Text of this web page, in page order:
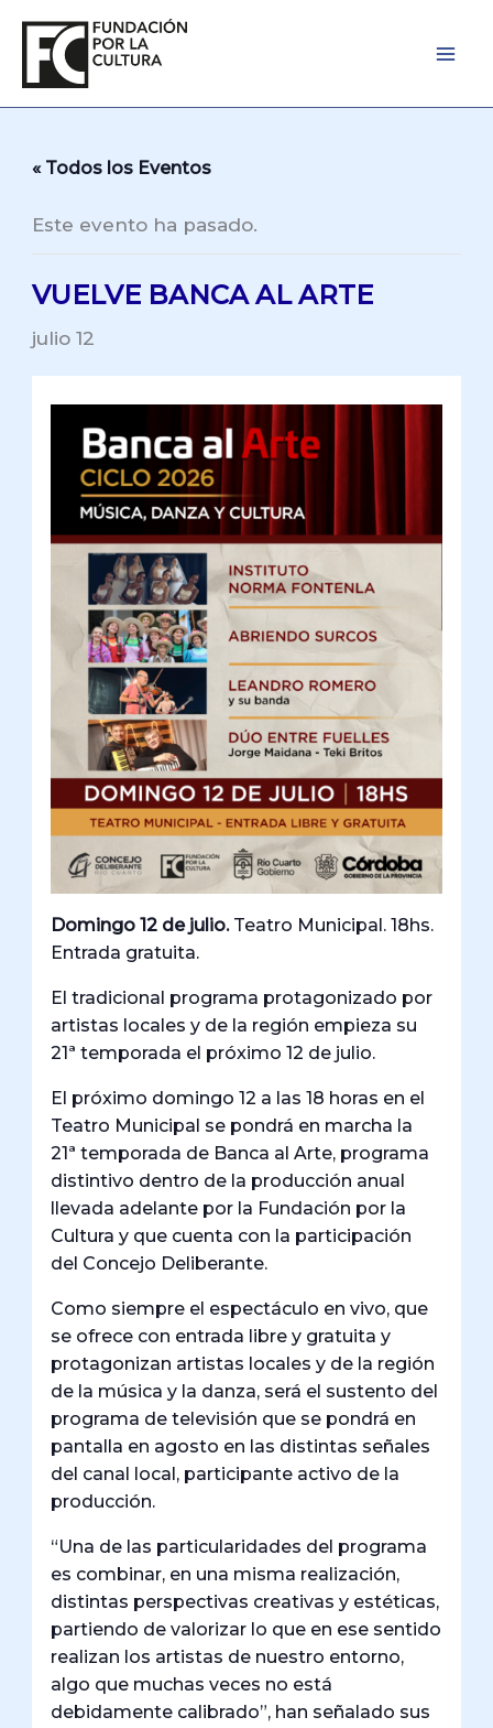
contenido
« Todos los Eventos
Este evento ha pasado.
VUELVE BANCA AL ARTE
julio 12
Domingo 12 de julio.Teatro Municipal. 18hs.
Entrada gratuita.
El tradicional programa protagonizado por
artistas locales y de la región empieza su
21ª temporada el próximo 12 de julio.
El próximo domingo 12 a las 18 horas en el
Teatro Municipal se pondrá en marcha la
21ª temporada de Banca al Arte, programa
distintivo dentro de la producción anual
llevada adelante por la Fundación por la
Cultura y que cuenta con la participación
del Concejo Deliberante.
Como siempre el espectáculo en vivo, que
se ofrece con entrada libre y gratuita y
protagonizan artistas locales y de la región
de la música y la danza, será el sustento del
programa de televisión que se pondrá en
pantalla en agosto en las distintas señales
del canal local, participante activo de la
producción.
“Una de las particularidades del programa
es combinar, en una misma realización,
distintas perspectivas creativas y estéticas,
partiendo de valorizar lo que en ese sentido
realizan los artistas de nuestro entorno,
algo que muchas veces no está
debidamente calibrado”, han señalado sus